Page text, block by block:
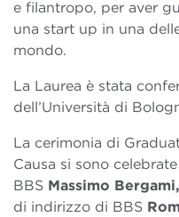
e filantropo, per aver
una start up in una
mondo.
La Laurea è stata
dell’Università di
La cerimonia di
Causa si sono
BBS Massimo Bergami,
di indirizzo di BBS